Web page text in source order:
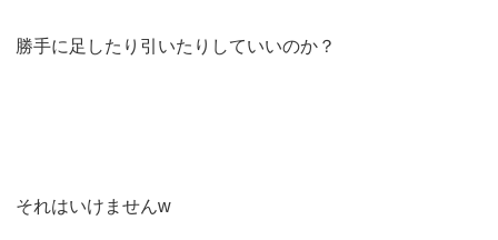
勝手に足したり引いたりしていいのか？
それはいけませんw